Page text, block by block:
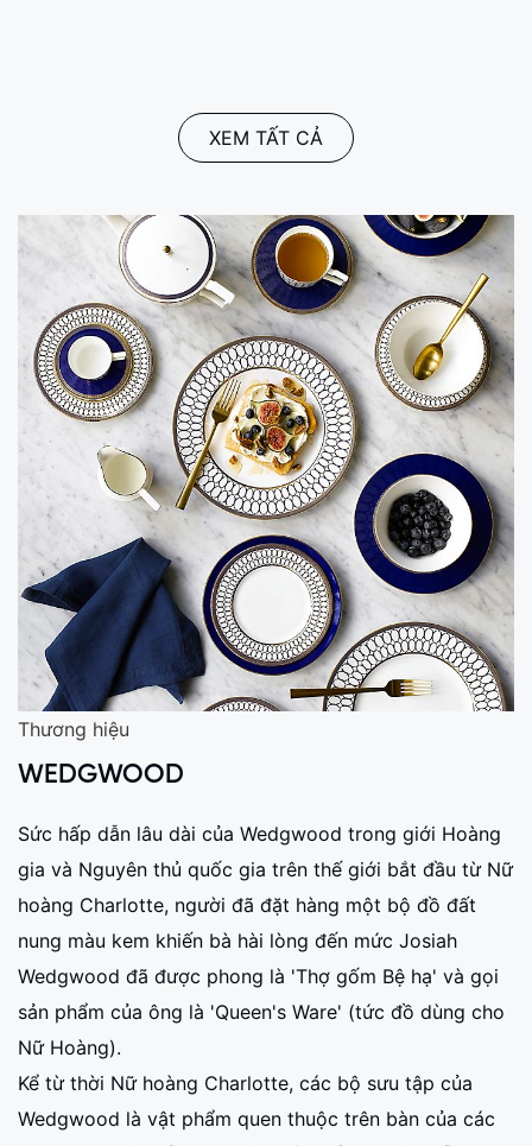
XEM TẤT CẢ
Thương hiệu
WEDGWOOD
Sức hấp dẫn lâu dài của Wedgwood trong giới Hoàng
gia và Nguyên thủ quốc gia trên thế giới bắt đầu từ Nữ
hoàng Charlotte, người đã đặt hàng một bộ đồ đất
nung màu kem khiến bà hài lòng đến mức Josiah
Wedgwood đã được phong là 'Thợ gốm Bệ hạ' và gọi
sản phẩm của ông là 'Queen's Ware' (tức đồ dùng cho
Nữ Hoàng).
Kể từ thời Nữ hoàng Charlotte, các bộ sưu tập của
Wedgwood là vật phẩm quen thuộc trên bàn của các